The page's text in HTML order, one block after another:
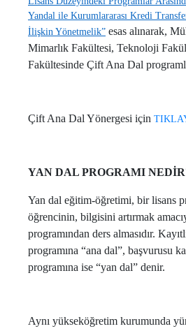
Yandal ile Kurumlararası Kredi
İlişkin Yönetmelik” esas alınarak,
Mimarlık Fakültesi, Teknoloji
Fakültesinde Çift Ana Dal
Çift Ana Dal Yönergesi için
YAN DAL PROGRAMI
Yan dal eğitim-öğretimi, bir lisans
öğrencinin, bilgisini artırmak
programından ders almasıdır.
programına “ana dal”, başvurusu
programına ise “yan dal” denir.
Aynı yükseköğretim kurumunda